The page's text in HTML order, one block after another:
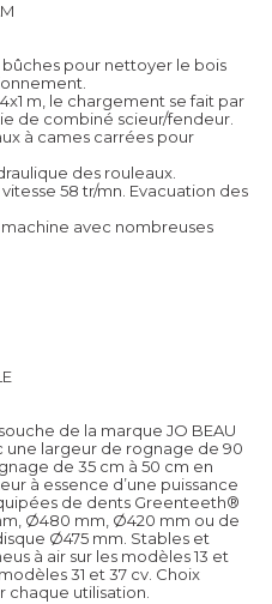
bûches pour nettoyer le bois
m, le chargement se fait par
de combiné scieur/fendeur.
à cames carrées pour
des rouleaux.
58 tr/mn. Evacuation des
avec nombreuses
de la marque JO BEAU
largeur de rognage de 90
de 35 cm à 50 cm en
à essence d’une puissance
de dents Greenteeth®
Ø480 mm, Ø420 mm ou de
Ø475 mm. Stables et
à air sur les modèles 13 et
31 et 37 cv. Choix
chaque utilisation.